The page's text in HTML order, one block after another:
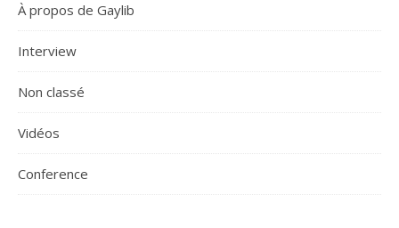
À propos de Gaylib
Interview
Non classé
Vidéos
Сonference